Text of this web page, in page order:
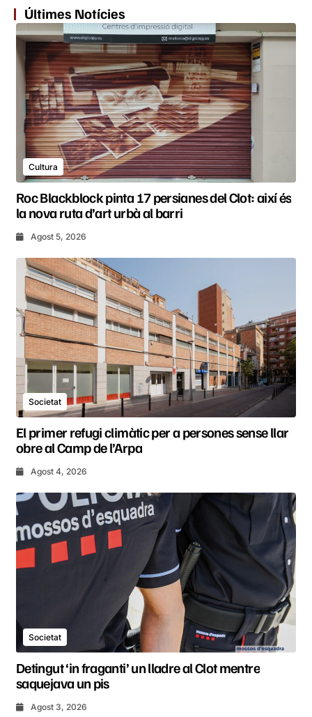
Últimes Notícies
Cultura
Roc Blackblock pinta 17 persianes del Clot: així és
la nova ruta d’art urbà al barri
Agost 5, 2026
Societat
El primer refugi climàtic per a persones sense llar
obre al Camp de l’Arpa
Agost 4, 2026
Societat
Detingut ‘in fraganti’ un lladre al Clot mentre
saquejava un pis
Agost 3, 2026